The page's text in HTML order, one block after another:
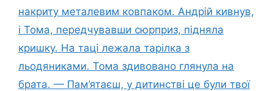
накриту металевим ковпаком. Андрій кивнув,
і Тома, передчувавши сюрприз, підняла
кришку. На таці лежала тарілка з
льодяниками. Тома здивовано глянула на
брата. — Пам’ятаєш, у дитинстві це були твої